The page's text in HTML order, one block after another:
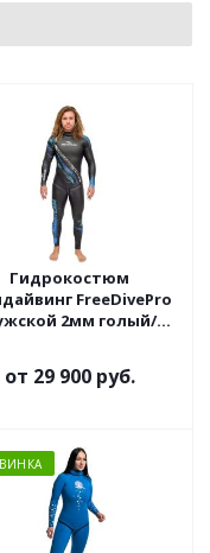
Гидрокостюм
FreeDivePro
2мм голый/
от 29 900 руб.